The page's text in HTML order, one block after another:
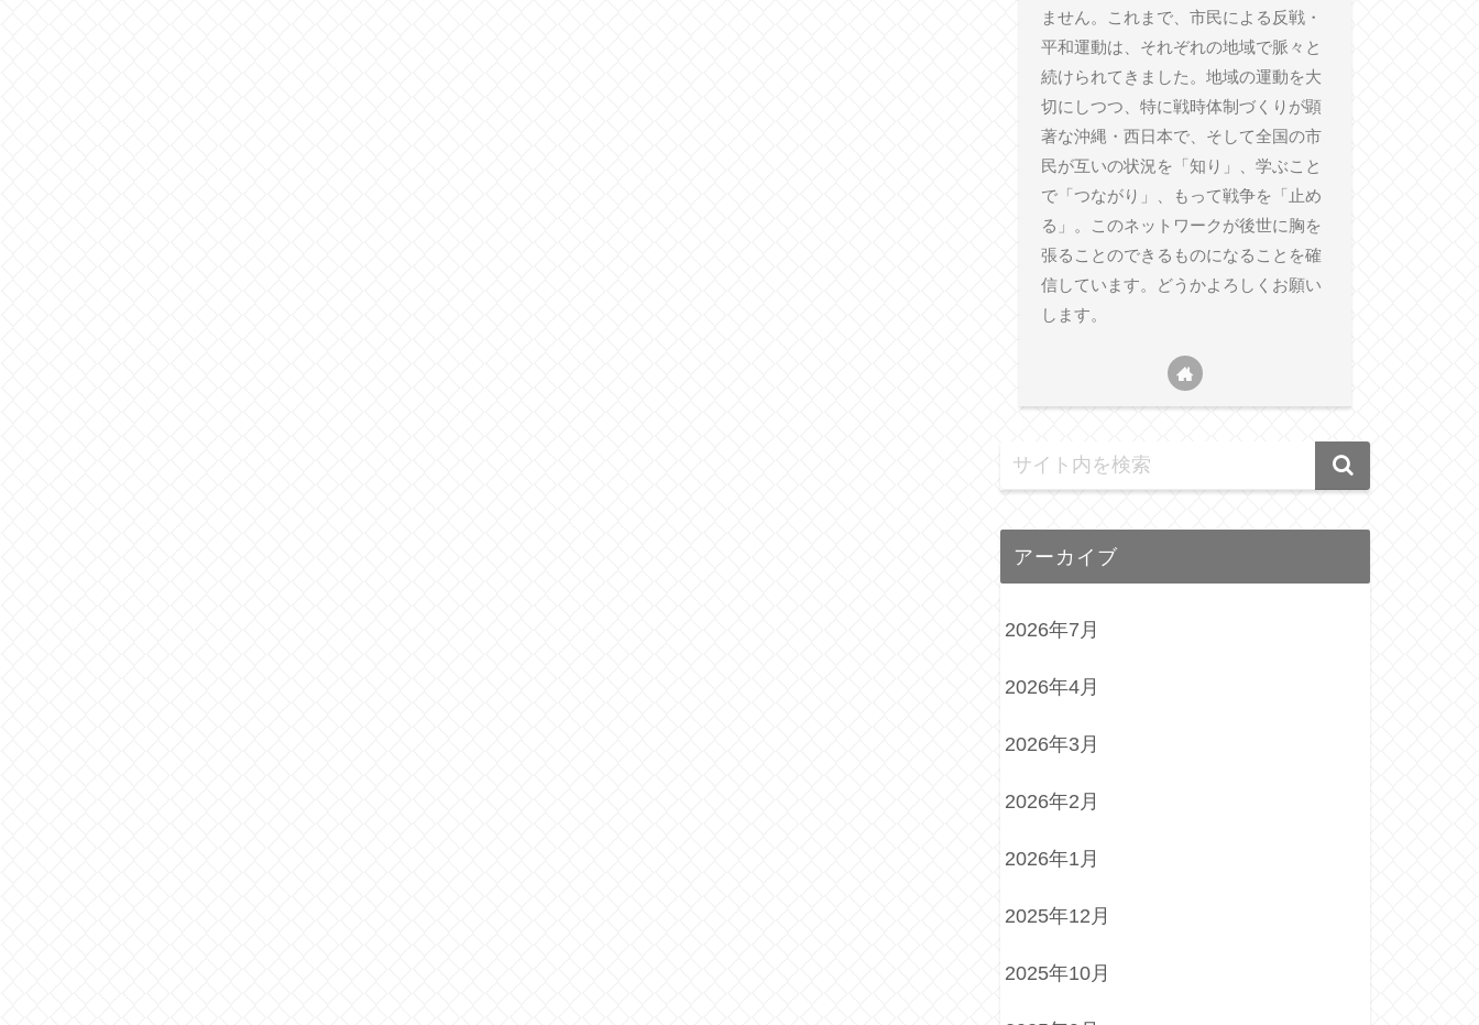
ません。これまで、市民による反戦・
平和運動は、それぞれの地域で脈々と
続けられてきました。地域の運動を大
切にしつつ、特に戦時体制づくりが顕
著な沖縄・西日本で、そして全国の市
民が互いの状況を「知り」、学ぶこと
で「つながり」、もって戦争を「止め
る」。このネットワークが後世に胸を
張ることのできるものになることを確
信しています。どうかよろしくお願い
します。
アーカイブ
2026年7月
2026年4月
2026年3月
2026年2月
2026年1月
2025年12月
2025年10月